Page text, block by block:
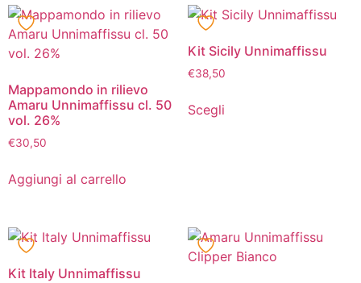
Mappamondo in rilievo
Amaru Unnimaffissu cl. 50
vol. 26%
€30,50
Aggiungi al carrello
Kit Sicily Unnimaffissu
€38,50
Scegli
Kit Italy Unnimaffissu